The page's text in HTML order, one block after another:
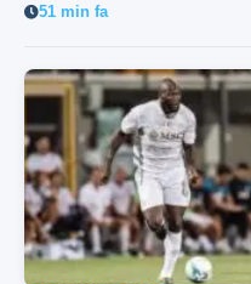
51 min fa